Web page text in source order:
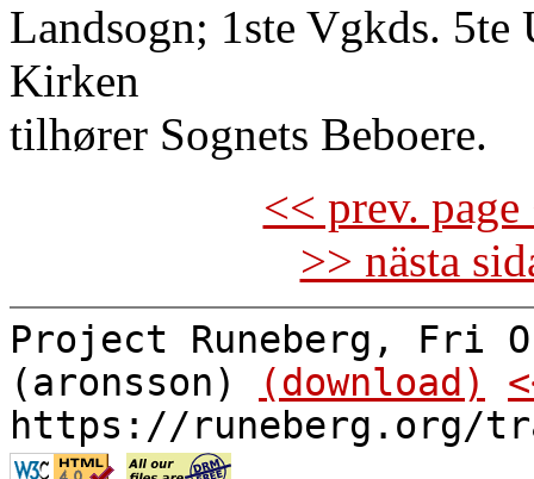
Landsogn; 1ste Vgkds.
Kirken
tilhører Sognets Beboere.
<< prev.
>> nästa
Project Runeberg, Fri
(aronsson)
(download)
https://runeberg.org/